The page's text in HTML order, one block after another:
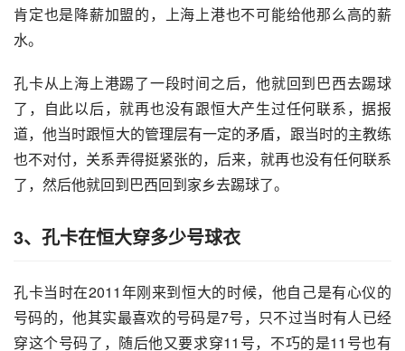
肯定也是降薪加盟的，上海上港也不可能给他那么高的薪
水。
孔卡从上海上港踢了一段时间之后，他就回到巴西去踢球
了，自此以后，就再也没有跟恒大产生过任何联系，据报
道，他当时跟恒大的管理层有一定的矛盾，跟当时的主教练
也不对付，关系弄得挺紧张的，后来，就再也没有任何联系
了，然后他就回到巴西回到家乡去踢球了。
3、孔卡在恒大穿多少号球衣
孔卡当时在2011年刚来到恒大的时候，他自己是有心仪的
号码的，他其实最喜欢的号码是7号，只不过当时有人已经
穿这个号码了，随后他又要求穿11号，不巧的是11号也有